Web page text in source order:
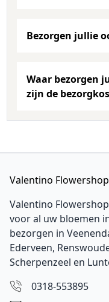
Bezorgen jullie
Waar bezorgen
zijn de
Valentino
Valentino
voor al uw bloemen
bezorgen in
Ederveen,
Scherpenzeel en
0318-553895